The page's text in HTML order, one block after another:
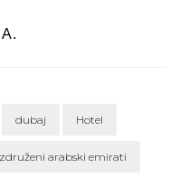
dubaj Hotel
združeni arabski emirati